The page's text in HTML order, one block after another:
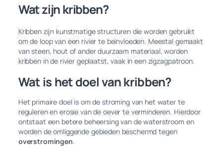
Wat zijn kribben?
Kribben zijn kunstmatige structuren die worden gebruikt
om de loop van een rivier te beïnvloeden. Meestal gemaakt
van steen, hout of ander duurzaam materiaal, worden
kribben in de rivier geplaatst, vaak in een zigzagpatroon.
Wat is het doel van kribben?
Het primaire doel is om de stroming van het water te
reguleren en erosie van de oever te verminderen. Hierdoor
ontstaat een betere beheersing van de waterstroom en
worden de omliggende gebieden beschermd tegen
overstromingen.